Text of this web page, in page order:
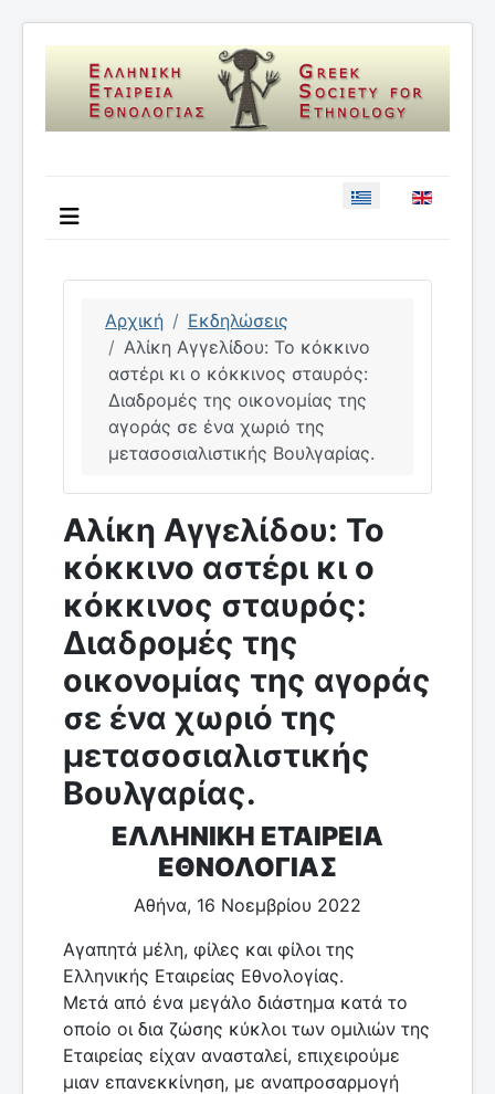
Επιλέξτε τη
Αρχική
Εκδηλώσεις
Αλίκη Αγγελίδου: Το κόκκινο
αστέρι κι ο κόκκινος σταυρός:
Διαδρομές της οικονομίας της
αγοράς σε ένα χωριό της
μετασοσιαλιστικής Βουλγαρίας.
Αλίκη Αγγελίδου: Το
κόκκινο αστέρι κι ο
κόκκινος σταυρός:
Διαδρομές της
οικονομίας της αγοράς
σε ένα χωριό της
μετασοσιαλιστικής
Βουλγαρίας.
ΕΛΛΗΝΙΚΗ ΕΤΑΙΡΕΙΑ
ΕΘΝΟΛΟΓΙΑΣ
Αθήνα, 16 Νοεμβρίου 2022
Αγαπητά μέλη, φίλες και φίλοι της
Ελληνικής Εταιρείας Εθνολογίας.
Μετά από ένα μεγάλο διάστημα κατά το
οποίο οι δια ζώσης κύκλοι των ομιλιών της
Εταιρείας είχαν ανασταλεί, επιχειρούμε
μιαν επανεκκίνηση, με αναπροσαρμογή